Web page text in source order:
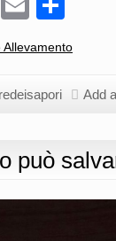
Allevamento
Add
può